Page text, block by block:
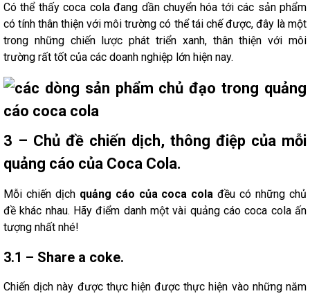
Có thể thấy coca cola đang dần chuyển hóa tới các sản phẩm
có tính thân thiện với môi trường có thể tái chế được, đây là một
trong những chiến lược phát triển xanh, thân thiện với môi
trường rất tốt của các doanh nghiệp lớn hiện nay.
3 – Chủ đề chiến dịch, thông điệp của mỗi
quảng cáo của Coca Cola.
Mỗi chiến dịch quảng cáo của coca cola đều có những chủ
đề khác nhau. Hãy điểm danh một vài quảng cáo coca cola ấn
tượng nhất nhé!
3.1 – Share a coke.
Chiến dịch này được thực hiện được thực hiện vào những năm